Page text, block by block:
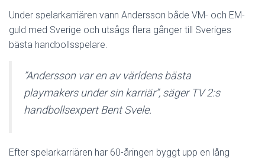
Under spelarkarriären vann Andersson både VM- och EM-
guld med Sverige och utsågs flera gånger till Sveriges
bästa handbollsspelare.
”Andersson var en av världens bästa
playmakers under sin karriär”, säger TV 2:s
handbollsexpert Bent Svele.
Efter spelarkarriären har 60-åringen byggt upp en lång